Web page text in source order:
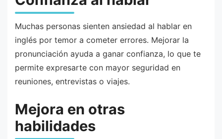
Muchas personas sienten ansiedad al hablar en
inglés por temor a cometer errores. Mejorar la
pronunciación ayuda a ganar confianza, lo que te
permite expresarte con mayor seguridad en
reuniones, entrevistas o viajes.
Mejora en otras
habilidades